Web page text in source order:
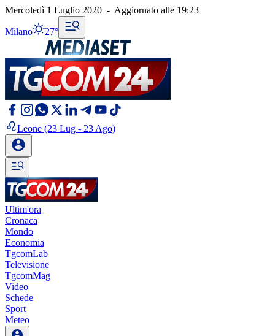
Mercoledì 1 Luglio 2020 - Aggiornato alle 19:23
Milano 27°
Leone (23 Lug - 23 Ago)
Ultim'ora
Cronaca
Mondo
Economia
TgcomLab
Televisione
TgcomMag
Video
Schede
Sport
Meteo